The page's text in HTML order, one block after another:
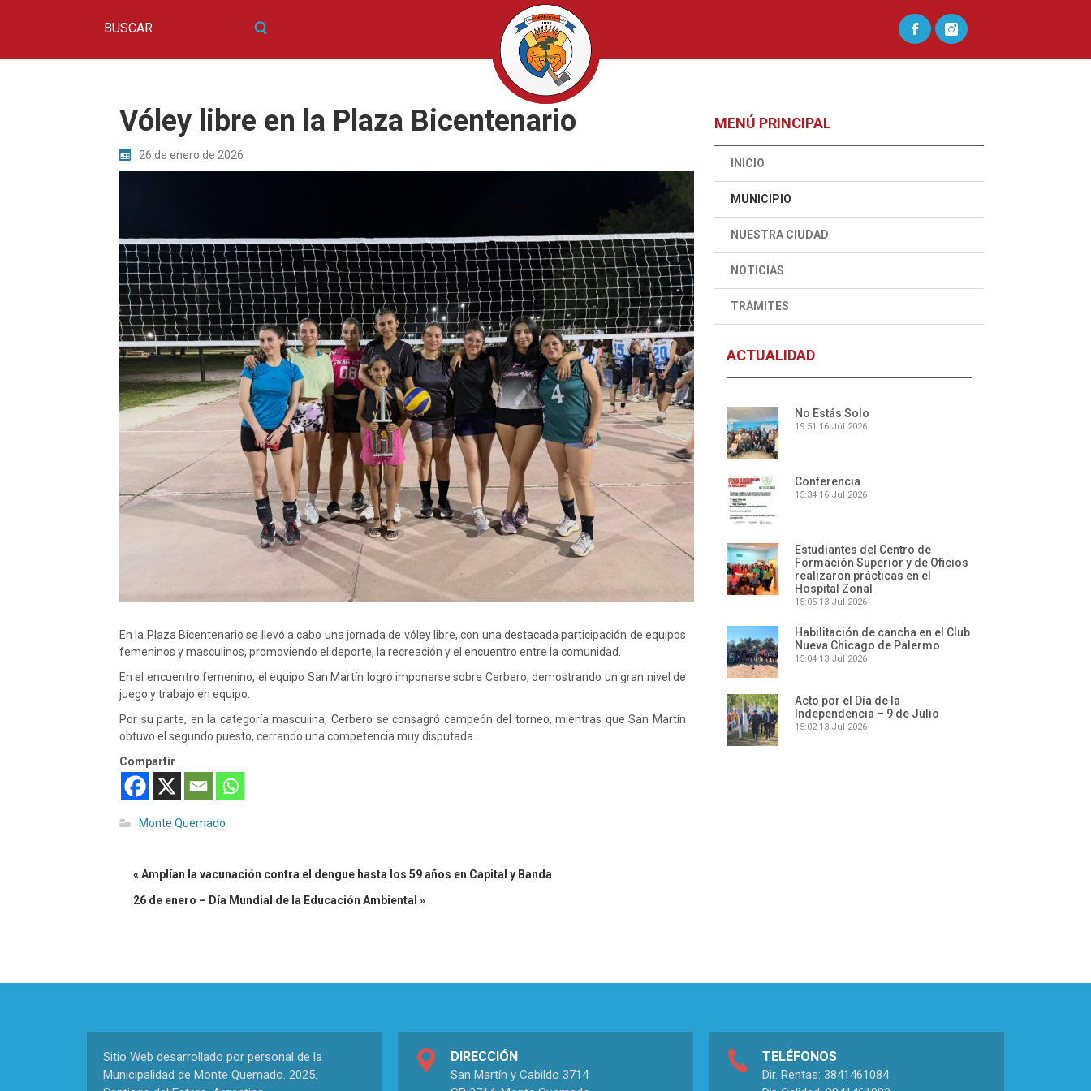
Vóley libre en la Plaza Bicentenario
26 de enero de 2026
En la Plaza Bicentenario se llevó a cabo una jornada de vóley libre, con una destacada participación de equipos
femeninos y masculinos, promoviendo el deporte, la recreación y el encuentro entre la comunidad.
En el encuentro femenino, el equipo San Martín logró imponerse sobre Cerbero, demostrando un gran nivel de
juego y trabajo en equipo.
Por su parte, en la categoría masculina, Cerbero se consagró campeón del torneo, mientras que San Martín
obtuvo el segundo puesto, cerrando una competencia muy disputada.
Compartir
Monte Quemado
« Amplían la vacunación contra el dengue hasta los 59 años en Capital y Banda
26 de enero – Día Mundial de la Educación Ambiental »
MENÚ PRINCIPAL
INICIO
MUNICIPIO
NUESTRA CIUDAD
NOTICIAS
TRÁMITES
ACTUALIDAD
No Estás Solo
19:51 16 Jul 2026
Conferencia
15:34 16 Jul 2026
Estudiantes del Centro de
Formación Superior y de Oficios
realizaron prácticas en el
Hospital Zonal
15:05 13 Jul 2026
Habilitación de cancha en el Club
Nueva Chicago de Palermo
15:04 13 Jul 2026
Acto por el Día de la
Independencia – 9 de Julio
15:02 13 Jul 2026
Sitio Web desarrollado por personal de la
Municipalidad de Monte Quemado. 2025.
DIRECCIÓN
San Martín y Cabildo 3714
TELÉFONOS
Dir. Rentas: 3841461084